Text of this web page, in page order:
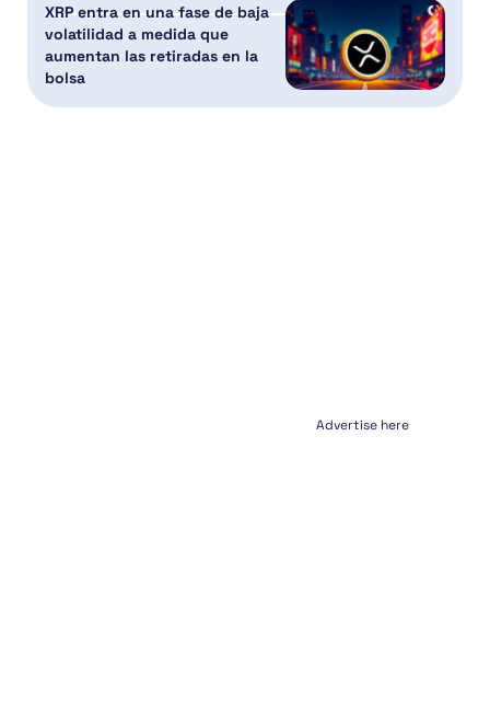
XRP entra en una fase de baja
volatilidad a medida que
aumentan las retiradas en la
bolsa
Advertise here